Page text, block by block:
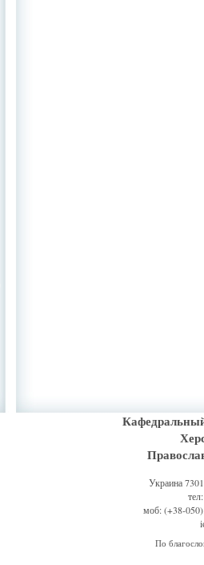
Украина
моб: (+38-
По